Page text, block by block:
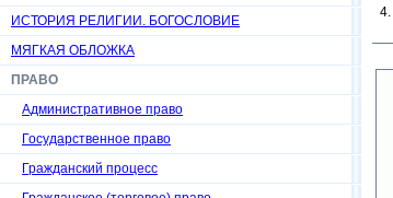
ИСТОРИЯ РЕЛИГИИ. БОГОСЛОВИЕ
МЯГКАЯ ОБЛОЖКА
ПРАВО
Административное право
Государственное право
Гражданский процесс